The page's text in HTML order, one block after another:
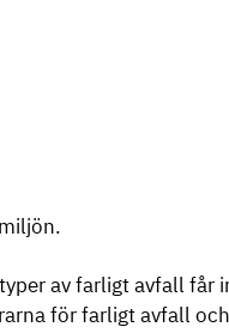
av farligt avfall får
för farligt avfall